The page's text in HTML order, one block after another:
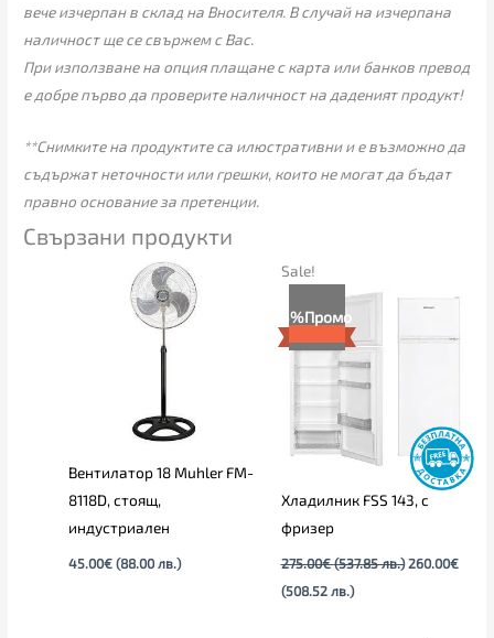
вече изчерпан в склад на Вносителя. В случай на изчерпана
наличност ще се свържем с Вас.
При използване на опция плащане с карта или банков превод
е добре първо да проверите наличност на даденият продукт!
**Снимките на продуктите са илюстративни и е възможно да
съдържат неточности или грешки, които не могат да бъдат
правно основание за претенции.
Свързани продукти
Вентилатор 18 Muhler FM-
8118D, стоящ,
индустриален
45.00€ (88.00 лв.)
Sale!
5%Промо
Хладилник FSS 143, с
фризер
275.00€ (537.85 лв.) 260.00€
(508.52 лв.)
е:
(508.52
лв.).